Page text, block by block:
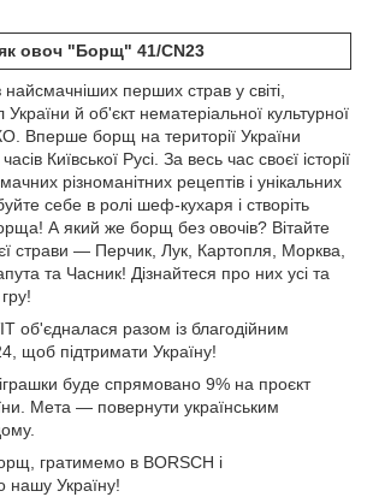
овоч "Борщ" 41/CN23
перших страв у світі,
й об'єкт нематеріальної культурної
Вперше борщ на території України
Київської Русі. За весь час своєї історії
різноманітних рецептів і унікальних
себе в ролі шеф-кухаря і створіть
А який же борщ без овочів? Вітайте
страви — Перчик, Лук, Картопля, Морква,
та Часник! Дізнайтеся про них усі та
об'єдналася разом із благодійним
щоб підтримати Україну!
буде спрямовано 9% на проєкт
Мета — повернути українським
гратимемо в BORSCH і
нашу Україну!